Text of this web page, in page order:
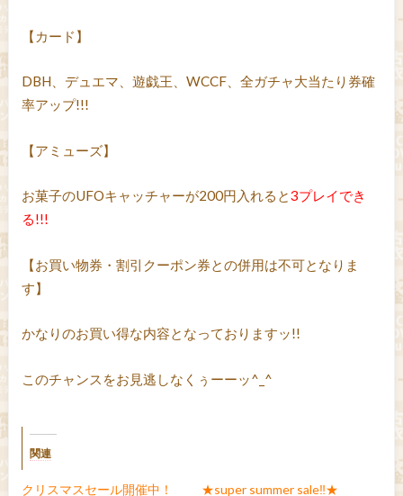
【カード】
DBH、デュエマ、遊戯王、WCCF、全ガチャ大当たり券確
率アップ!!!
【アミューズ】
お菓子のUFOキャッチャーが200円入れると3プレイでき
る!!!
【お買い物券・割引クーポン券との併用は不可となりま
す】
かなりのお買い得な内容となっておりますッ!!
このチャンスをお見逃しなくぅーーッ^_^
関連
クリスマスセール開催中！ ★super summer sale‼★